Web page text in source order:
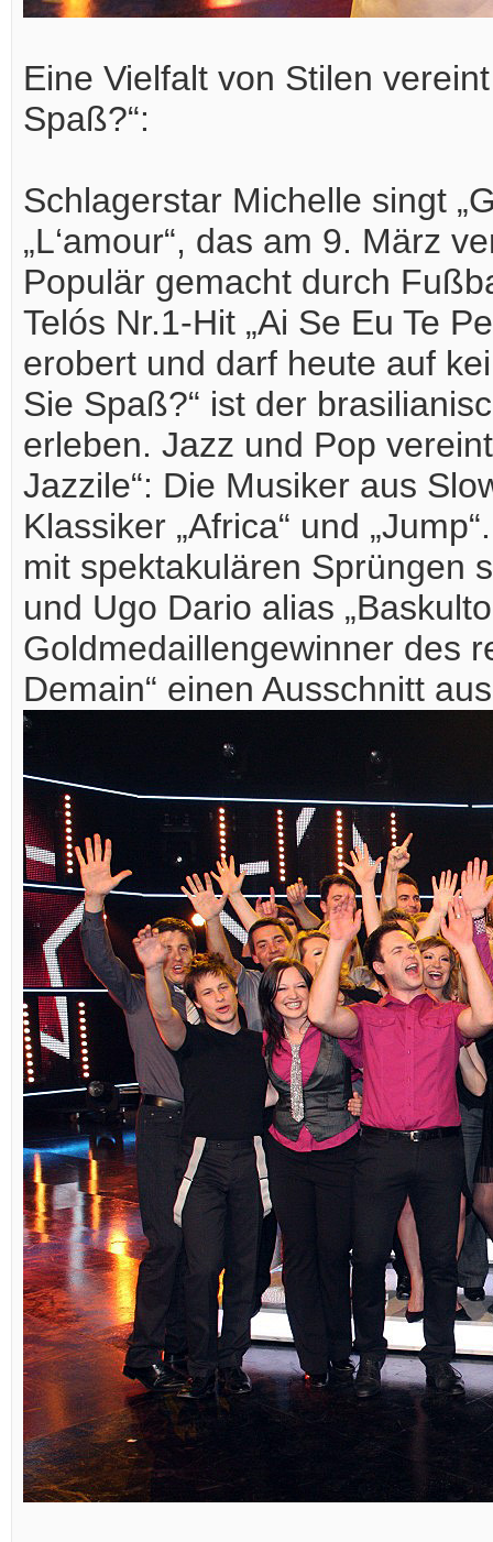
Eine Vielfalt von Stilen
Spaß?“:
Schlagerstar Michelle singt
„L‘amour“, das am 9. März
Populär gemacht durch
Telós Nr.1-Hit „Ai Se Eu Te
erobert und darf heute auf
Sie Spaß?“ ist der
erleben. Jazz und Pop
Jazzile“: Die Musiker aus
Klassiker „Africa“ und
mit spektakulären Sprüngen
und Ugo Dario alias
Goldmedaillengewinner des
Demain“ einen Ausschnitt